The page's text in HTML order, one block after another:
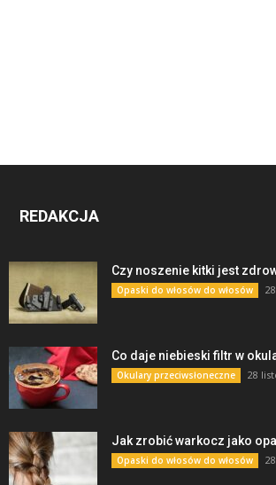
REDAKCJA
Czy noszenie kitki jest
Opaski do włosów do włosów
Co daje niebieski filtr w
Okulary przeciwsłoneczne 28
Jak zrobić warkocz jako
Opaski do włosów do włosów